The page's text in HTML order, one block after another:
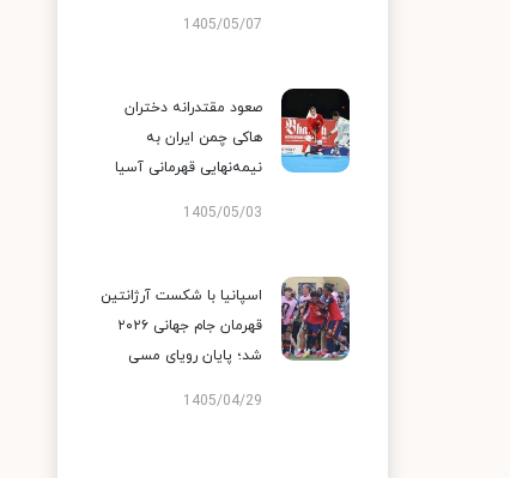
1405/05/07
صعود مقتدرانه دختران
هاکی چمن ایران به
نیمه‌نهایی قهرمانی آسیا
1405/05/03
اسپانیا با شکست آرژانتین
قهرمان جام جهانی ۲۰۲۶
شد؛ پایان رویای مسی
1405/04/29